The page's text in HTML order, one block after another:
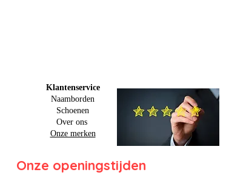
Klantenservice
Naamborden
Schoenen
Over ons
Onze merken
Onze openingstijden